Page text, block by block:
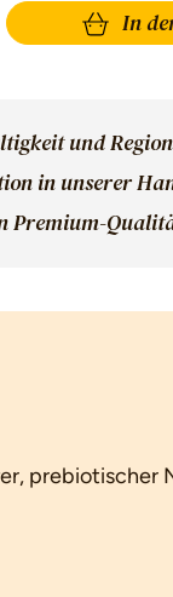
GibIn
und
in unserer
Premium-
prebiotischer